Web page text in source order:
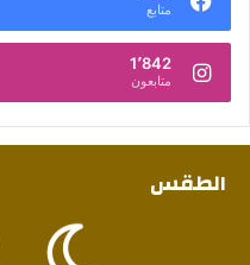
متابع
1٬842
متابعون
الطقس